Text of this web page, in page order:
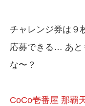
チャレンジ券は９
応募できる… あと
な〜？
CoCo壱番屋 那覇